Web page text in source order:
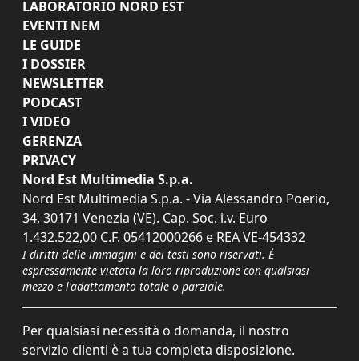
LABORATORIO NORD EST
EVENTI NEM
LE GUIDE
I DOSSIER
NEWSLETTER
PODCAST
I VIDEO
GERENZA
PRIVACY
Nord Est Multimedia S.p.a.
Nord Est Multimedia S.p.a. - Via Alessandro Poerio,
34, 30171 Venezia (VE). Cap. Soc. i.v. Euro
1.432.522,00 C.F. 05412000266 e REA VE-454332
I diritti delle immagini e dei testi sono riservati. È
espressamente vietata la loro riproduzione con qualsiasi
mezzo e l'adattamento totale o parziale.
Per qualsiasi necessità o domanda, il nostro
servizio clienti è a tua completa disposizione.